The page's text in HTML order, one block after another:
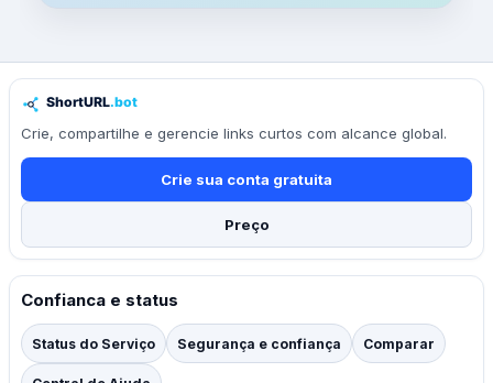
Crie, compartilhe e gerencie links curtos com alcance global.
Crie sua conta gratuita
Preço
Confianca e status
Status do Serviço Segurança e confiança Comparar